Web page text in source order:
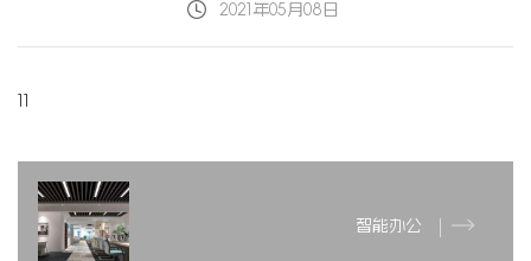
2021年05月08日
智能办公